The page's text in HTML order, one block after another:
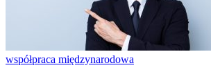
współpraca międzynarodowa